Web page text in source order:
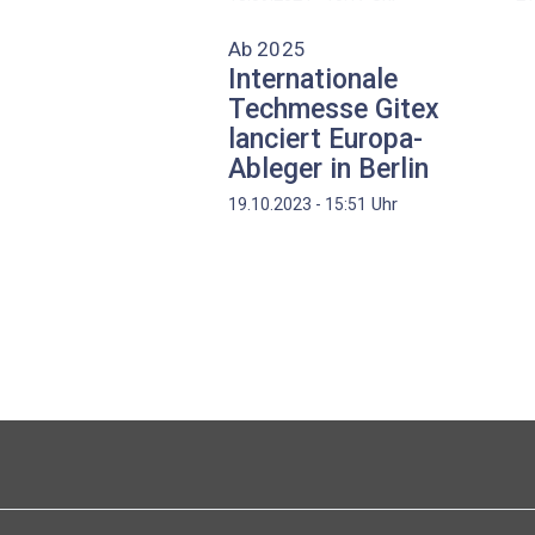
Ab 2025
Internationale
Techmesse Gitex
lanciert Europa-
Ableger in Berlin
19.10.2023 - 15:51 Uhr